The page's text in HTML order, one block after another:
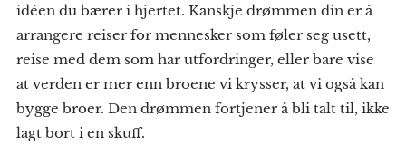
idéen du bærer i hjertet. Kanskje drømmen din er å
arrangere reiser for mennesker som føler seg usett,
reise med dem som har utfordringer, eller bare vise
at verden er mer enn broene vi krysser, at vi også kan
bygge broer. Den drømmen fortjener å bli talt til, ikke
lagt bort i en skuff.